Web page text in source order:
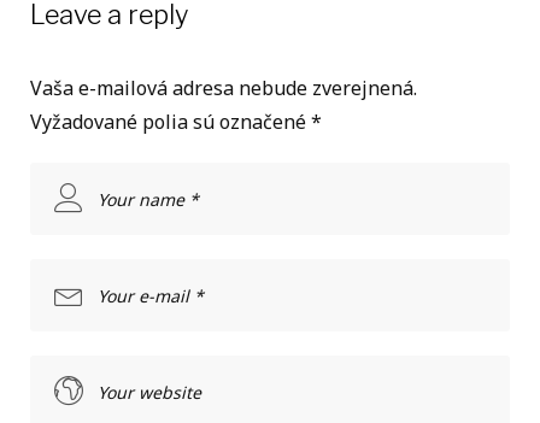
Leave a reply
Vaša e-mailová adresa nebude zverejnená.
Vyžadované polia sú označené*